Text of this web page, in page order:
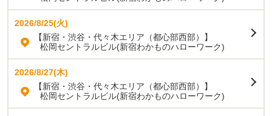
2026/8/25(火)
【新宿・渋谷・代々木エリア（都心部西部）】
松岡セントラルビル(新宿わかものハローワーク)
2026/8/27(木)
【新宿・渋谷・代々木エリア（都心部西部）】
松岡セントラルビル(新宿わかものハローワーク)